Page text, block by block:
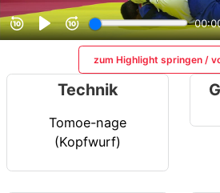
zum Highlight springen /
Technik
Tomoe-nage
(Kopfwurf)